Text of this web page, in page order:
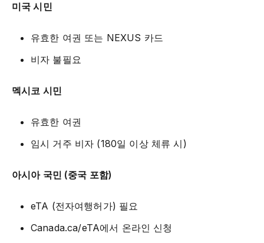
미국 시민
유효한 여권 또는 NEXUS 카드
비자 불필요
멕시코 시민
유효한 여권
임시 거주 비자 (180일 이상 체류 시)
아시아 국민 (중국 포함)
eTA (전자여행허가) 필요
Canada.ca/eTA에서 온라인 신청